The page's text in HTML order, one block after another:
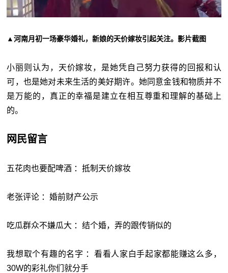
▲河南月初一场豪华婚礼，新娘的天价嫁妆引起关注。影片截图
小丽则认为，天价嫁妆，是她凭自己努力获得的回报和认
可，也是她对未来生活的美好期许。她同意金钱和物质并不
是万能的，真正的幸福是建立在相互尊重和理解的基础上
的。
网民留言
五花肉也要配啤酒 ：抵制天价嫁妆
老张评论 ：婚前财产公示
吃瓜群众不嫌瓜大 ：结个婚，弄的跟传销似的
我想取个有趣的名字 ：看看人家白手起家都能赚这么多，
30W的彩礼你们就分手